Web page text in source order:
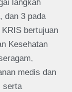
langkah
dan 3 pada
bertujuan
Kesehatan
medis dan
serta